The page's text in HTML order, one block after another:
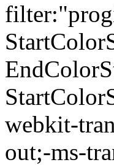
webkit-
out;-ms-